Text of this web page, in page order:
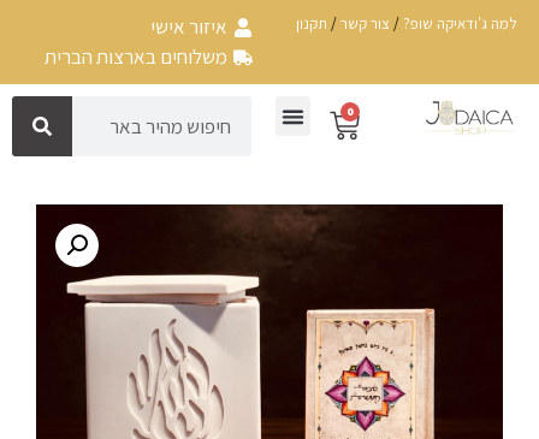
למה ג'ודאיקה שופ? / צור קשר/ תקנון
איזור אישי
משלוחים בארצות הברית
0